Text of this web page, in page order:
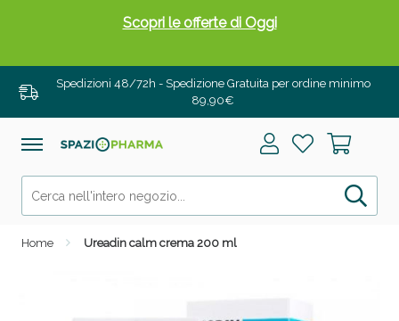
Spedizioni 48/72h - Spedizione Gratuita per ordine minimo
89,90€
Home Ureadin calm crema 200 ml
Scopri le offerte di Oggi